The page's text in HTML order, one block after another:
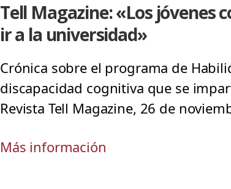
Tell Magazine: «Los jóvenes
ir a la universidad»
Crónica sobre el programa de
discapacidad cognitiva que se
Revista Tell Magazine, 26 de
Más información